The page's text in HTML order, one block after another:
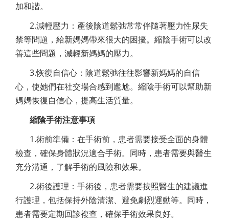
加和諧。
2.減輕壓力：產後陰道鬆弛常常伴隨著壓力性尿失
禁等問題，給新媽媽帶來很大的困擾。縮陰手術可以改
善這些問題，減輕新媽媽的壓力。
3.恢復自信心：陰道鬆弛往往影響新媽媽的自信
心，使她們在社交場合感到尷尬。縮陰手術可以幫助新
媽媽恢復自信心，提高生活質量。
縮陰手術注意事項
1.術前準備：在手術前，患者需要接受全面的身體
檢查，確保身體狀況適合手術。同時，患者需要與醫生
充分溝通，了解手術的風險和效果。
2.術後護理：手術後，患者需要按照醫生的建議進
行護理，包括保持外陰清潔、避免劇烈運動等。同時，
患者需要定期回診複查，確保手術效果良好。